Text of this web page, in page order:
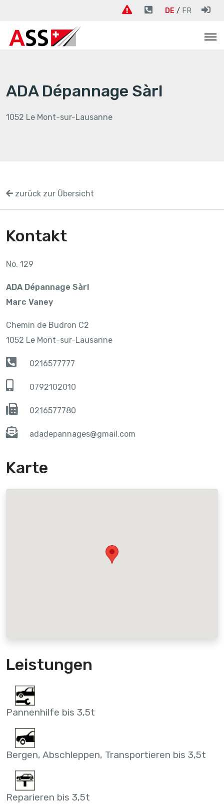
DE FR
ADA Dépannage Sàrl
1052 Le Mont-sur-Lausanne
zurück zur Übersicht
Kontakt
No. 129
ADA Dépannage Sàrl
Marc Vaney
Chemin de Budron C2
1052 Le Mont-sur-Lausanne
0216577777
0792102010
0216577780
adadepannages@gmail.com
Karte
Leistungen
Pannenhilfe bis 3,5t
Bergen, Abschleppen, Transportieren bis 3,5t
Reparieren bis 3,5t